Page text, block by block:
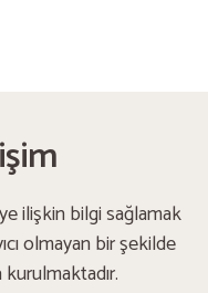
ilişkin bilgi sağlamak
olmayan bir şekilde